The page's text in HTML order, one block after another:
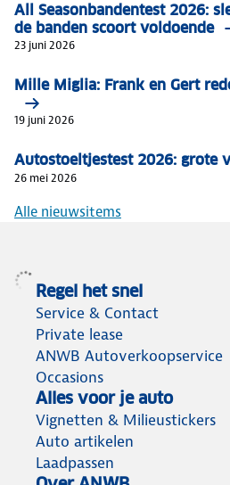
All Seasonbandentest 2026:
de banden scoort voldoende
23 juni 2026
Mille Miglia: Frank en Gert
19 juni 2026
Autostoeltjestest 2026: grote
26 mei 2026
Alle nieuwsitems
Regel het snel
Service & Contact
Private lease
ANWB Autoverkoopservice
Occasions
Alles voor je auto
Vignetten & Milieustickers
Auto artikelen
Laadpassen